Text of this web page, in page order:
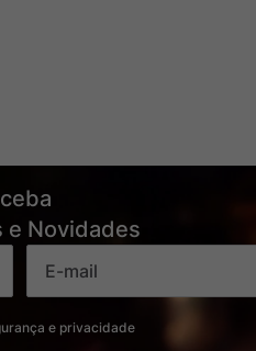
e Novidades
e privacidade